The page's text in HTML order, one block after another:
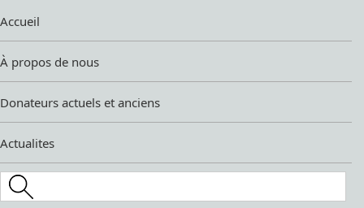
Accueil
À propos de nous
Donateurs actuels et anciens
Actualites
Search this site